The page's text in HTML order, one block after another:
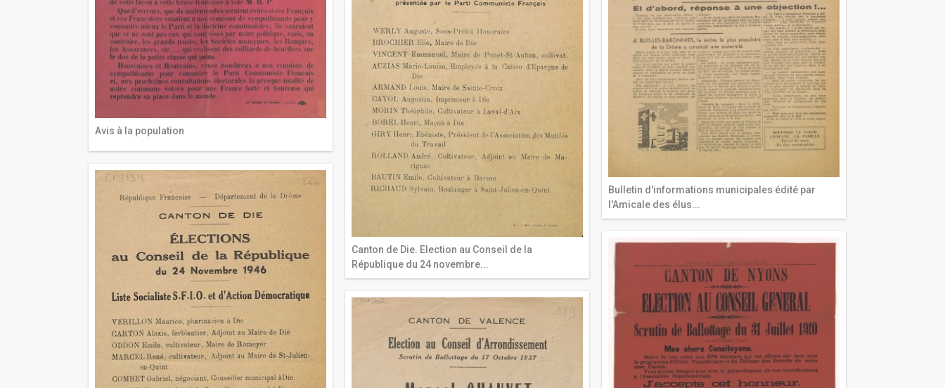
Avis à la population
Bulletin d'informations municipales édité par
l'Amicale des élus...
Canton de Die. Election au Conseil de la
République du 24 novembre...